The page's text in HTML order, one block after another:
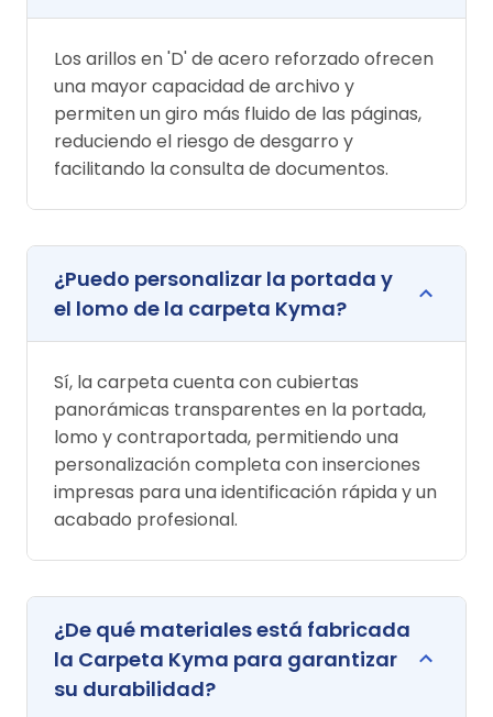
Los arillos en 'D' de acero reforzado ofrecen
una mayor capacidad de archivo y
permiten un giro más fluido de las páginas,
reduciendo el riesgo de desgarro y
facilitando la consulta de documentos.
¿Puedo personalizar la portada y
el lomo de la carpeta Kyma?
Sí, la carpeta cuenta con cubiertas
panorámicas transparentes en la portada,
lomo y contraportada, permitiendo una
personalización completa con inserciones
impresas para una identificación rápida y un
acabado profesional.
¿De qué materiales está fabricada
la Carpeta Kyma para garantizar
su durabilidad?